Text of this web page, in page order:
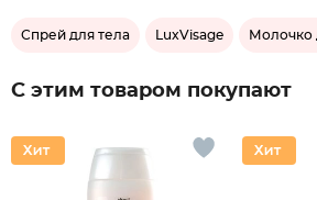
Спрей для тела LuxVisage Молочко
С этим товаром покупают